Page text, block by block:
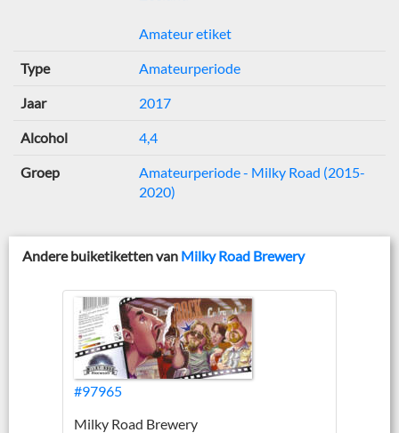
Amateur etiket
Type Amateurperiode
Jaar 2017
Alcohol 4,4
Groep
Amateurperiode - Milky Road (2015-
2020)
Andere buiketiketten van Milky Road Brewery
#97965
Milky Road Brewery